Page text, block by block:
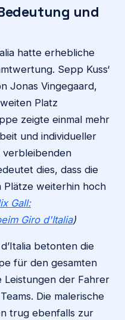
und
hatte erhebliche
Sepp Kuss‘
Jonas Vingegaard,
Platz
zeigte einmal mehr
und individueller
verbleibenden
dies, dass die
Plätze weiterhin hoch
Gall:
Giro d'Italia)
betonten die
für den gesamten
der Fahrer
Die malerische
trug ebenfalls zur